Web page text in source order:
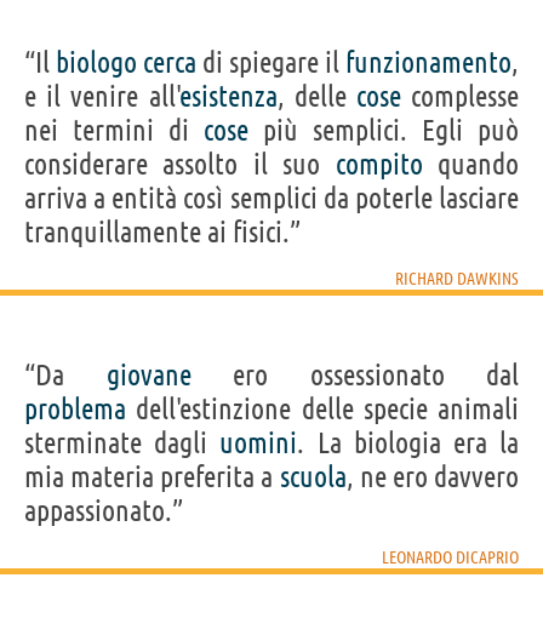
“Il biologo cerca di spiegare il funzionamento,
e il venire all'esistenza, delle cosecomplesse
nei termini di cose più semplici. Egli può
considerare assolto il suo compito quando
arriva a entità così semplici da poterle lasciare
tranquillamente ai fisici.”
RICHARD DAWKINS
“Da giovaneero ossessionato dal
problema dell'estinzione delle specie animali
sterminate dagli uomini. La biologia era la
mia materia preferita a scuola, ne ero davvero
appassionato.”
LEONARDO DICAPRIO